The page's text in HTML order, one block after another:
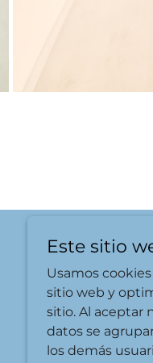
Este sitio
Usamos
sitio web y
sitio. Al aceptar
datos se
los demás